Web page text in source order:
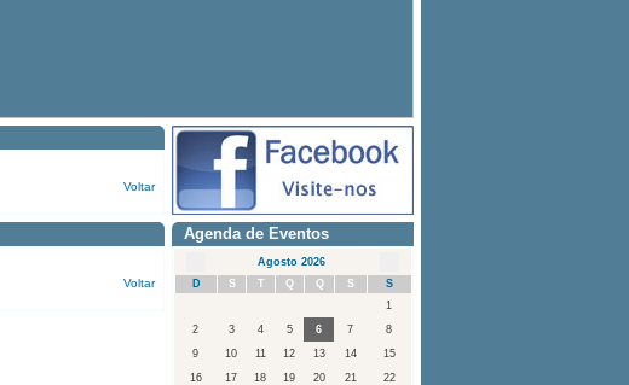
Voltar
Voltar
Agenda de Eventos
Agosto 2026
D
S T Q Q S
S
1
2
3 4 5 6 7
8
9
10 11 12 13 14
15
16
17 18 19 20 21
22